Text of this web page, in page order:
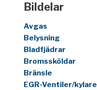
Bildelar
Avgas
Belysning
Bladfjädrar
Bromssköldar
Bränsle
EGR-Ventiler/kylare